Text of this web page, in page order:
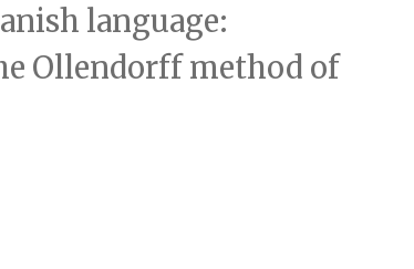
language:
Ollendorff method of